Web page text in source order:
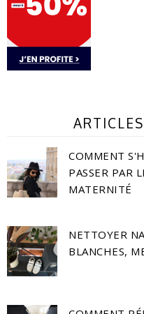
COMMENT
PASSER PAR
MATERNITÉ
NETTOYER
BLANCHES,